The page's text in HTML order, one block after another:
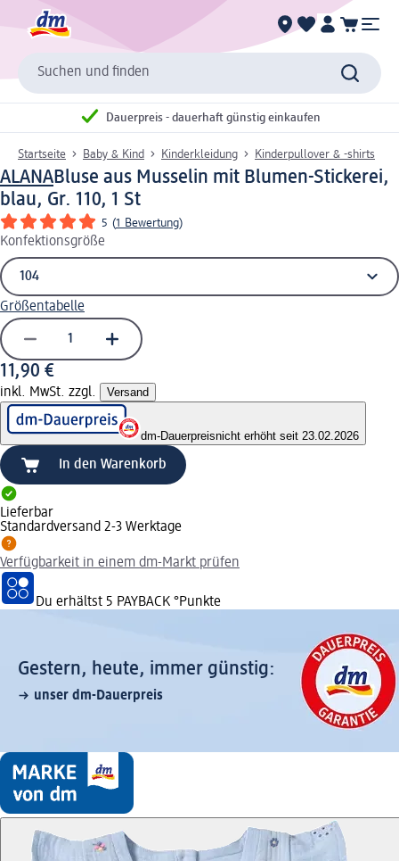
Suchen und finden
Dauerpreis - dauerhaft günstig einkaufen
Startseite Baby & Kind Kinderkleidung Kinderpullover & -shirts
ALANABluse aus Musselin mit Blumen-Stickerei,
blau, Gr. 110, 1 St
5 (1 Bewertung)
Konfektionsgröße
Größentabelle
11,90 €
inkl. MwSt. zzgl. Versand
dm-Dauerpreisnicht erhöht seit 23.02.2026
In den Warenkorb
Lieferbar
Standardversand 2-3 Werktage
Verfügbarkeit in einem dm-Markt prüfen
Du erhältst 5 PAYBACK °Punkte
Gestern, heute, immer günstig:
unser dm-Dauerpreis